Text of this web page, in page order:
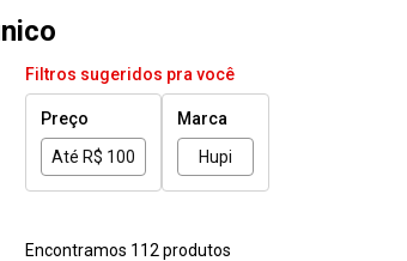
Filtros sugeridos pra você
Preço
Até R$ 100
Marca
Hupi
Encontramos 112 produtos